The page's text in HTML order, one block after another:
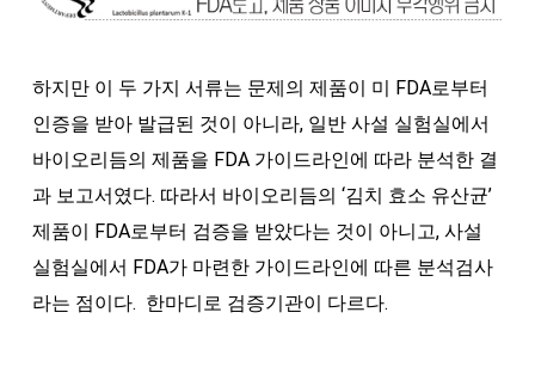
하지만 이 두 가지 서류는 문제의 제품이 미 FDA로부터
인증을 받아 발급된 것이 아니라, 일반 사설 실험실에서
바이오리듬의 제품을 FDA 가이드라인에 따라 분석한 결
과 보고서였다. 따라서 바이오리듬의 ‘김치 효소 유산균’
제품이 FDA로부터 검증을 받았다는 것이 아니고, 사설
실험실에서 FDA가 마련한 가이드라인에 따른 분석검사
라는 점이다. 한마디로 검증기관이 다르다.